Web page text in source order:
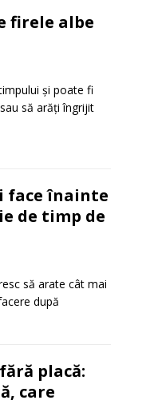
firele albe
și poate fi
să arăți îngrijit
face înainte
de timp de
să arate cât mai
după
placă:
care